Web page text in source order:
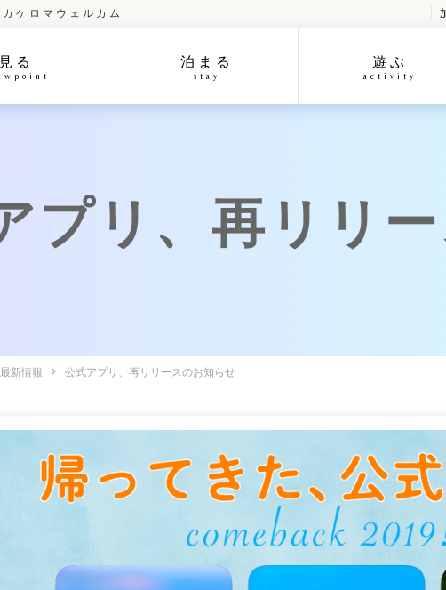
ケロマウェルカム
見る 泊まる
stay
遊ぶ
activity
プリ、再リリ
新情報 公式アプリ、再リリースのお知らせ